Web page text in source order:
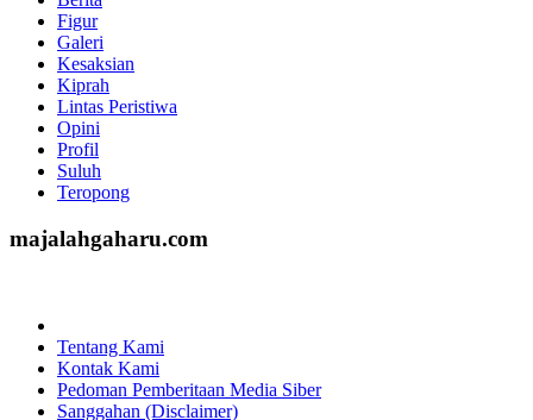
Berita
Figur
Galeri
Kesaksian
Kiprah
Lintas Peristiwa
Opini
Profil
Teropong
Home
Tentang Kami
Kontak Kami